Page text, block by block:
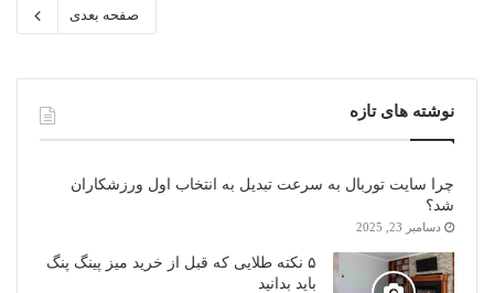
صفحه بعدی
نوشته های تازه
چرا سایت توربال به ‌سرعت تبدیل به انتخاب اول ورزشکاران
شد؟
دسامبر 23, 2025
۵ نکته طلایی که قبل از خرید میز پینگ پنگ
باید بدانید